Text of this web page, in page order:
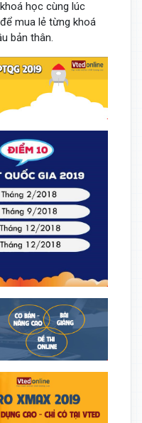
học cùng lúc
mua lẻ từng khoá
bản thân.